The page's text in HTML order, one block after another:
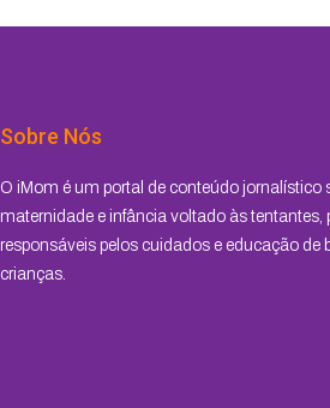
Sobre Nós
O iMom é um portal de conteúdo jornalístico
maternidade e infância voltado às tentantes,
responsáveis pelos cuidados e educação de
crianças.